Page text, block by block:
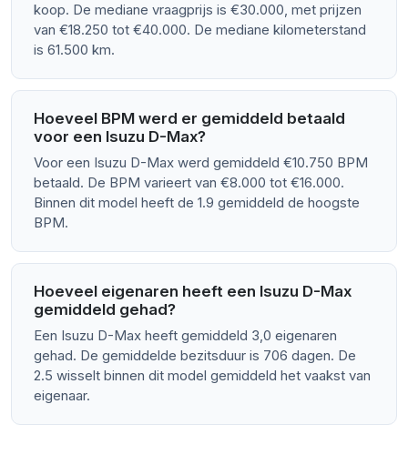
koop. De mediane vraagprijs is €30.000, met prijzen
van €18.250 tot €40.000. De mediane kilometerstand
is 61.500 km.
Hoeveel BPM werd er gemiddeld betaald
voor een Isuzu D-Max?
Voor een Isuzu D-Max werd gemiddeld €10.750 BPM
betaald. De BPM varieert van €8.000 tot €16.000.
Binnen dit model heeft de 1.9 gemiddeld de hoogste
BPM.
Hoeveel eigenaren heeft een Isuzu D-Max
gemiddeld gehad?
Een Isuzu D-Max heeft gemiddeld 3,0 eigenaren
gehad. De gemiddelde bezitsduur is 706 dagen. De
2.5 wisselt binnen dit model gemiddeld het vaakst van
eigenaar.